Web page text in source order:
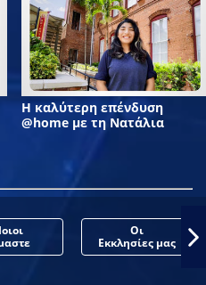
Η καλύτερη επένδυση
@home με τη Νατάλια
Οι
Εκκλησίες μας